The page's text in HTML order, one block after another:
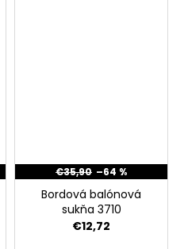
€35,90 –64 %
Bordová balónová
sukňa 3710
€12,72